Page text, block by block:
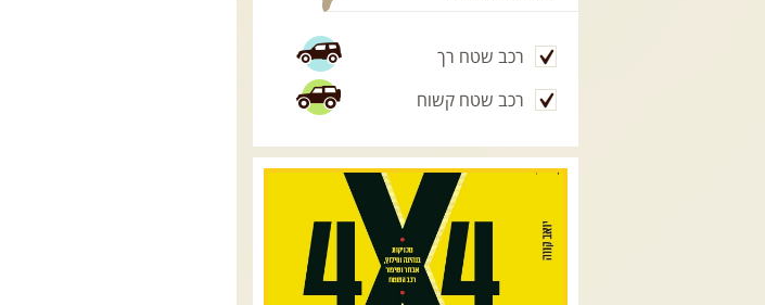
רכב שטח רך
רכב שטח קשוח